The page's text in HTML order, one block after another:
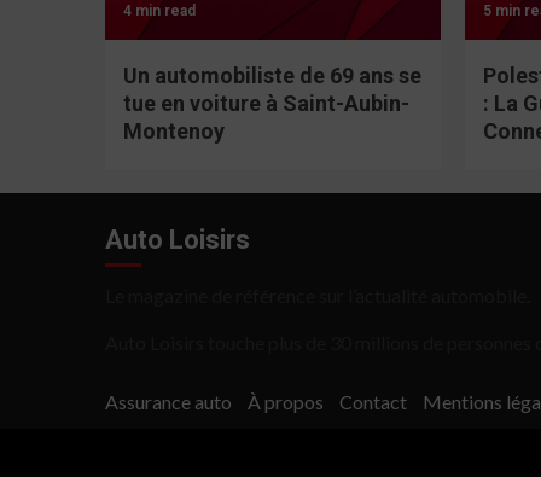
4 min read
Un automobiliste de 69 ans se
tue en voiture à Saint-Aubin-
Montenoy
5 min
: La
Auto Loisirs
Assurance auto À propos Contact Mentions